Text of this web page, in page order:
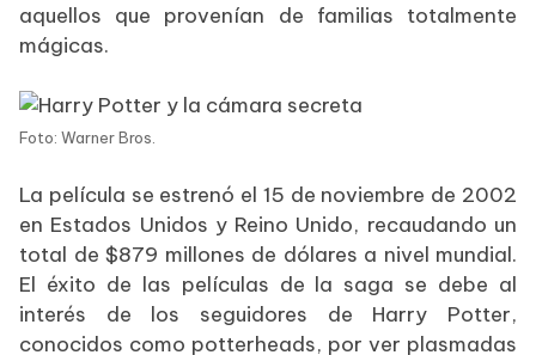
aquellos que provenían de familias totalmente
mágicas.
Foto: Warner Bros.
La película se estrenó el 15 de noviembre de 2002
en Estados Unidos y Reino Unido, recaudando un
total de $879 millones de dólares a nivel mundial.
El éxito de las películas de la saga se debe al
interés de los seguidores de Harry Potter,
conocidos como potterheads, por ver plasmadas